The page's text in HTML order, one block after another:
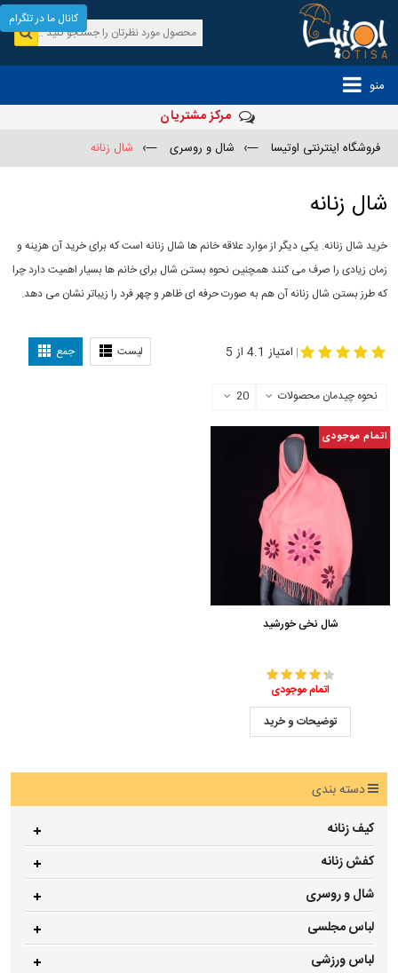
منو
مرکز مشتریان
فروشگاه اینترنتی اوتیسا —› شال و روسری —› شال زنانه
شال زنانه
خرید شال زنانه. یکی دیگر از موارد علاقه خانم ها شال زنانه است که برای خرید آن هزینه و
زمان زیادی را صرف می کنند همچنین نحوه بستن شال برای خانم ها بسیار اهمیت دارد چرا
که طرز بستن شال زنانه آن هم به صورت حرفه ای ظاهر و چهر فرد را زیباتر نشان می دهد.
لیست جمع | امتیاز 4.1 از 5
نحوه چیدمان محصولات 20
اتمام موجودی
شال نخی خورشید
اتمام موجودی
توضیحات و خرید
دسته بندی
کیف زنانه
کفش زنانه
شال و روسری
لباس مجلسی
لباس ورزشی
کانال ما در تلگرام